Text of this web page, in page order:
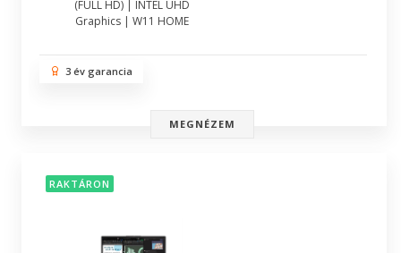
(FULL HD) | INTEL UHD
Graphics | W11 HOME
3 év garancia
MEGNÉZEM
RAKTÁRON